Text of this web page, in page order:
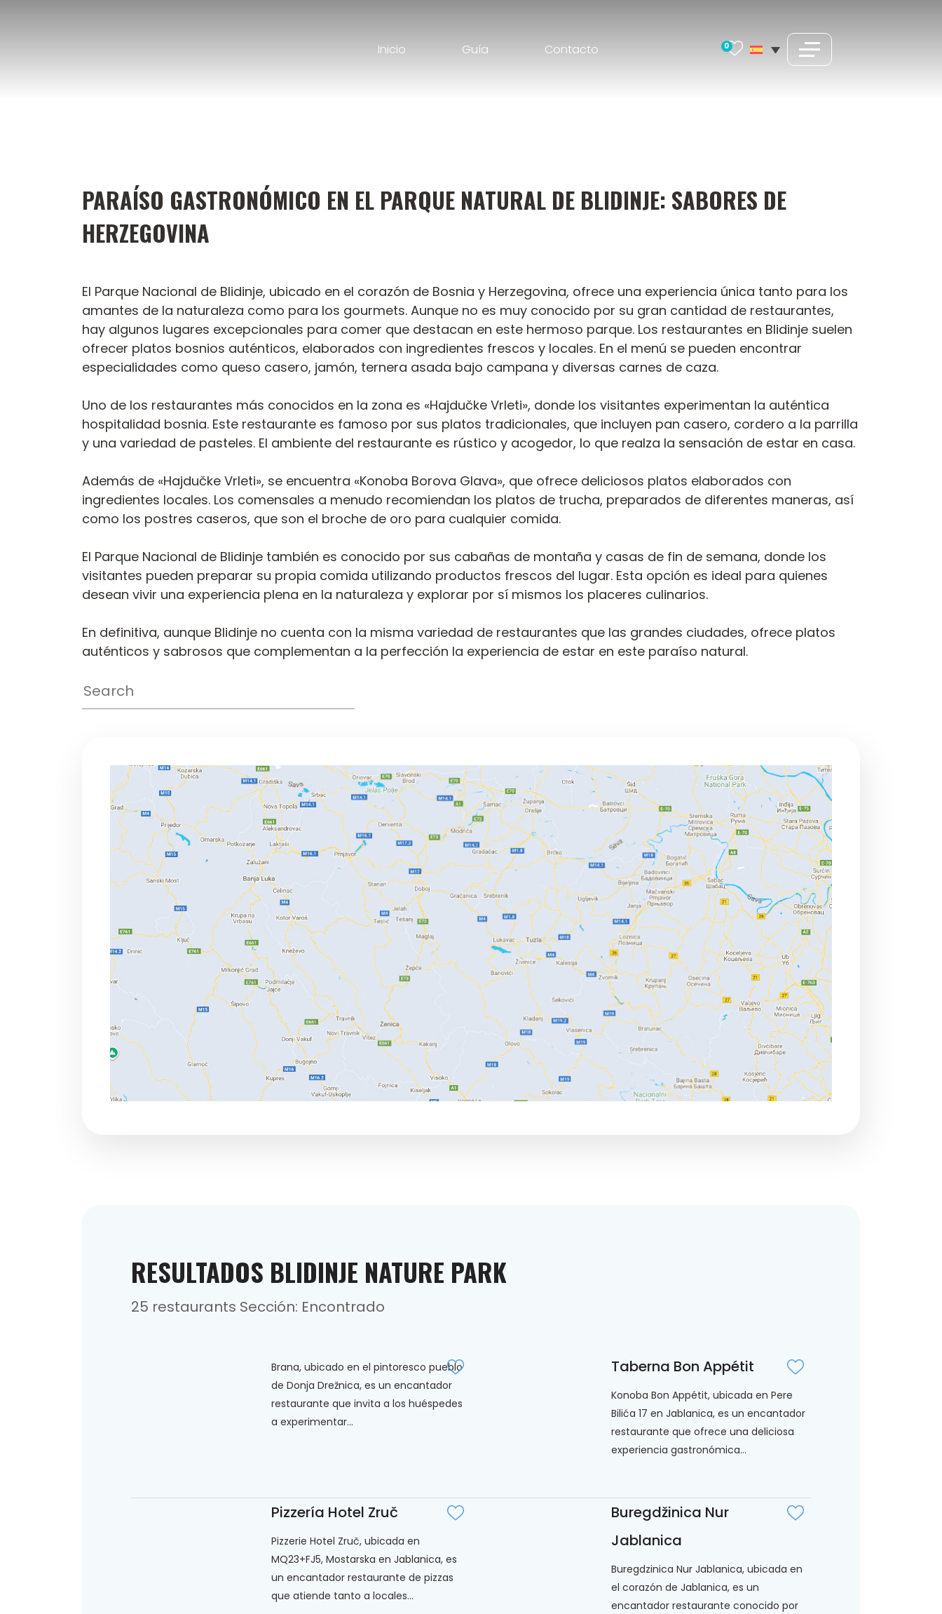
Inicio Guía Contacto 0
PARAÍSO GASTRONÓMICO EN EL PARQUE NATURAL DE BLIDINJE: SABORES DE
HERZEGOVINA
El Parque Nacional de Blidinje, ubicado en el corazón de Bosnia y Herzegovina, ofrece una experiencia única tanto para los
amantes de la naturaleza como para los gourmets. Aunque no es muy conocido por su gran cantidad de restaurantes,
hay algunos lugares excepcionales para comer que destacan en este hermoso parque. Los restaurantes en Blidinje suelen
ofrecer platos bosnios auténticos, elaborados con ingredientes frescos y locales. En el menú se pueden encontrar
especialidades como queso casero, jamón, ternera asada bajo campana y diversas carnes de caza.
Uno de los restaurantes más conocidos en la zona es «Hajdučke Vrleti», donde los visitantes experimentan la auténtica
hospitalidad bosnia. Este restaurante es famoso por sus platos tradicionales, que incluyen pan casero, cordero a la parrilla
y una variedad de pasteles. El ambiente del restaurante es rústico y acogedor, lo que realza la sensación de estar en casa.
Además de «Hajdučke Vrleti», se encuentra «Konoba Borova Glava», que ofrece deliciosos platos elaborados con
ingredientes locales. Los comensales a menudo recomiendan los platos de trucha, preparados de diferentes maneras, así
como los postres caseros, que son el broche de oro para cualquier comida.
El Parque Nacional de Blidinje también es conocido por sus cabañas de montaña y casas de fin de semana, donde los
visitantes pueden preparar su propia comida utilizando productos frescos del lugar. Esta opción es ideal para quienes
desean vivir una experiencia plena en la naturaleza y explorar por sí mismos los placeres culinarios.
En definitiva, aunque Blidinje no cuenta con la misma variedad de restaurantes que las grandes ciudades, ofrece platos
auténticos y sabrosos que complementan a la perfección la experiencia de estar en este paraíso natural.
RESULTADOS BLIDINJE NATURE PARK
25 restaurants Sección: Encontrado
Brana, ubicado en el pintoresco pueblo
de Donja Drežnica, es un encantador
restaurante que invita a los huéspedes
a experimentar...
Taberna Bon Appétit
Konoba Bon Appétit, ubicada en Pere
Bilića 17 en Jablanica, es un encantador
restaurante que ofrece una deliciosa
experiencia gastronómica...
Pizzería Hotel Zruč
Pizzerie Hotel Zruč, ubicada en
MQ23+FJ5, Mostarska en Jablanica, es
un encantador restaurante de pizzas
que atiende tanto a locales...
Buregdžinica Nur
Jablanica
Buregdzinica Nur Jablanica, ubicada en
el corazón de Jablanica, es un
encantador restaurante conocido por